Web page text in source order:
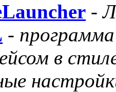
-
-
в